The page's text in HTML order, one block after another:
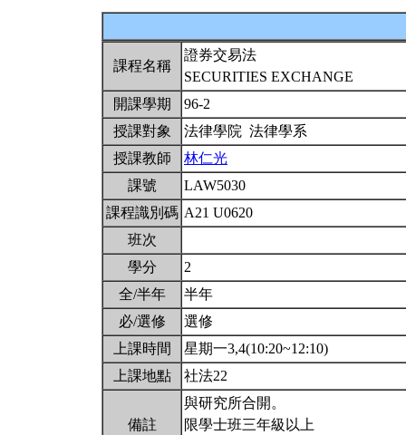
課程名稱
證券交易法
SECURITIES EXCHANGE
開課學期
96-2
授課對象
法律學院 法律學系
授課教師
林仁光
課號
LAW5030
課程識別碼 A21 U0620
班次
學分
2
全/半年
半年
必/選修
選修
上課時間
星期一3,4(10:20~12:10)
上課地點
社法22
備註
與研究所合開。
限學士班三年級以上